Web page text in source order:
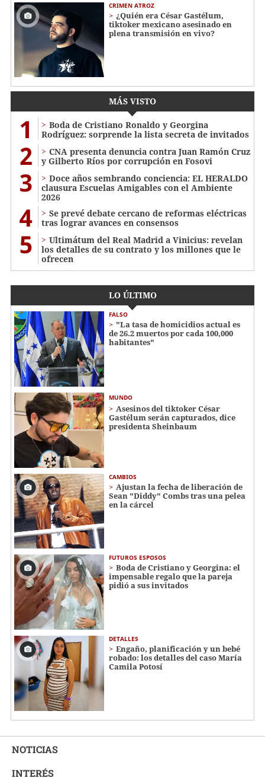
CRIMEN ATROZ
¿Quién era César Gastélum,
tiktoker mexicano asesinado en
plena transmisión en vivo?
MÁS VISTO
1
Boda de Cristiano Ronaldo y Georgina
Rodríguez: sorprende la lista secreta de invitados
2
CNA presenta denuncia contra Juan Ramón Cruz
y Gilberto Ríos por corrupción en Fosovi
3
Doce años sembrando conciencia: EL HERALDO
clausura Escuelas Amigables con el Ambiente
2026
4
Se prevé debate cercano de reformas eléctricas
tras lograr avances en consensos
5
Ultimátum del Real Madrid a Vinicius: revelan
los detalles de su contrato y los millones que le
ofrecen
LO ÚLTIMO
FALSO
"La tasa de homicidios actual es
de 26.2 muertos por cada 100,000
habitantes"
MUNDO
Asesinos del tiktoker César
Gastélum serán capturados, dice
presidenta Sheinbaum
CAMBIOS
Ajustan la fecha de liberación de
Sean "Diddy" Combs tras una pelea
en la cárcel
FUTUROS ESPOSOS
Boda de Cristiano y Georgina: el
impensable regalo que la pareja
pidió a sus invitados
DETALLES
Engaño, planificación y un bebé
robado: los detalles del caso María
Camila Potosí
NOTICIAS
INTERÉS